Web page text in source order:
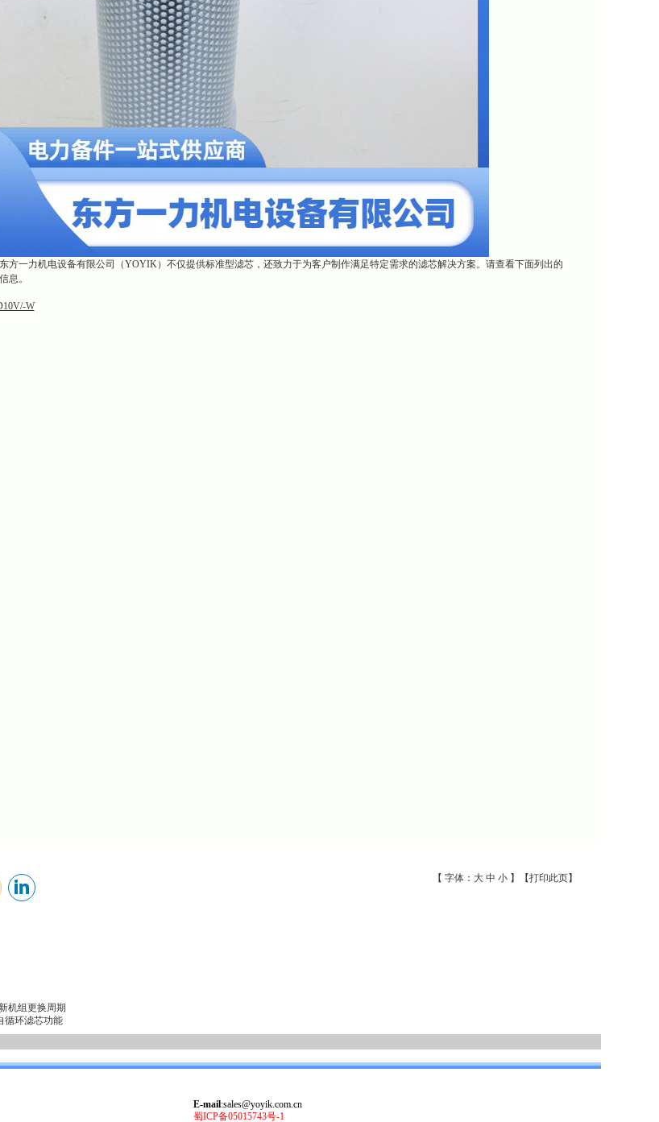
方一力机电设备有限公司（YOYIK）不仅提供标准型滤芯，还致力于为客户制作满足特定需求的滤芯解决方案。请查看下面列出的
息。
W
【 字体： 大 中 小】【打印此页】
机组更换周期
循环滤芯功能
E-mail:sales@yoyik.com.cn
蜀ICP备05015743号-1